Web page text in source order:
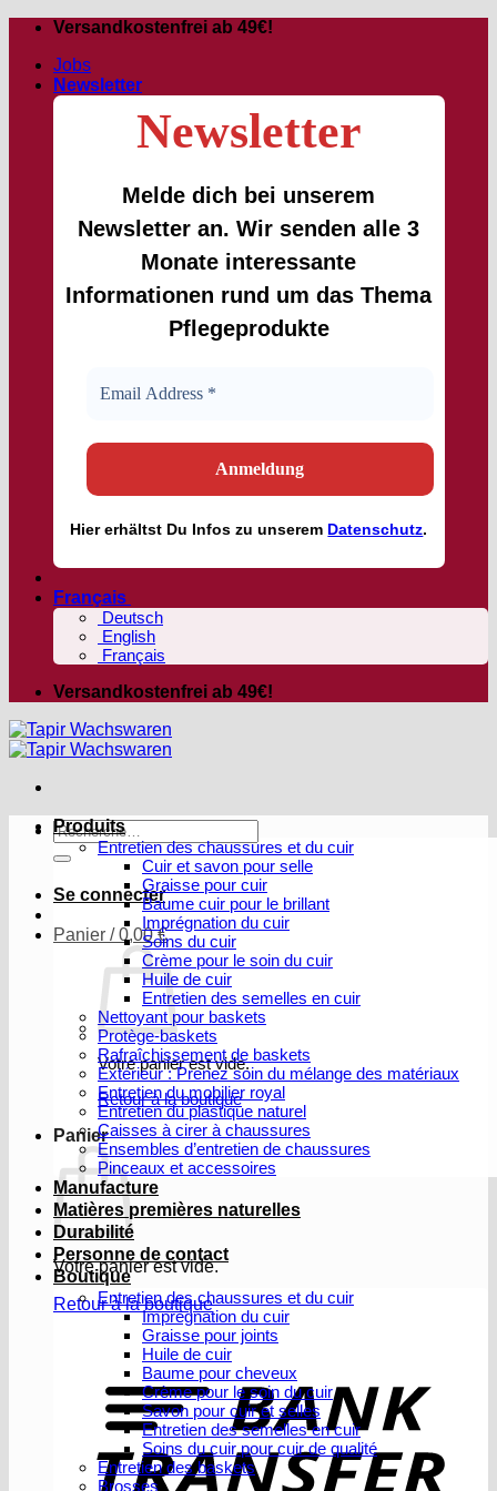
Passer
contenu
Versandkostenfrei ab 49€!
Jobs
Newsletter
Newsletter
Melde dich bei unserem
Newsletter an. Wir senden alle 3
Monate interessante
Informationen rund um das Thema
Pflegeprodukte
Hiererhältst Du Infos zu unserem Datenschutz.
Français
Deutsch
English
Français
Versandkostenfrei ab 49€!
Recherche
pour :
Se connecter
Panier /0,00€
Votre panier est vide.
Retour à la boutique
Panier
Votre panier est vide.
Retour à la boutique
Produits
Entretien des chaussures et du cuir
Cuir et savon pour selle
Graisse pour cuir
Baume cuir pour le brillant
Imprégnation du cuir
Soins du cuir
Crème pour le soin du cuir
Huile de cuir
Entretien des semelles en cuir
Nettoyant pour baskets
Protège-baskets
Rafraîchissement de baskets
Extérieur : Prenez soin du mélange des matériaux
Entretien du mobilier royal
Entretien du plastique naturel
Caisses à cirer à chaussures
Ensembles d’entretien de chaussures
Pinceaux et accessoires
Manufacture
Matières premières naturelles
Durabilité
Personne de contact
Boutique
Entretien des chaussures et du cuir
Imprégnation du cuir
Graisse pour joints
Huile de cuir
Baume pour cheveux
Crème pour le soin du cuir
Savon pour cuir et selles
Entretien des semelles en cuir
Soins du cuir pour cuir de qualité
Entretien des baskets
Brosses